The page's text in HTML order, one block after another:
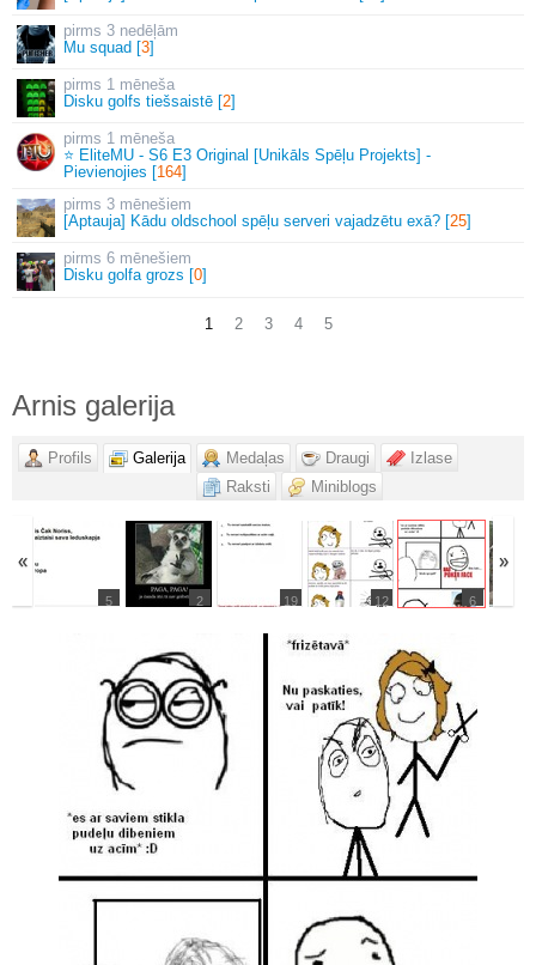
3 nedēļām
Mu squad [3]
1 mēneša
Disku golfs tiešsaistē [2]
1 mēneša
⭐ EliteMU - S6 E3 Original [Unikāls Spēļu Projekts] -
Pievienojies [164]
3 mēnešiem
[Aptauja] Kādu oldschool spēļu serveri vajadzētu exā? [25]
6 mēnešiem
Disku golfa grozs [0]
1 2 3 4 5
Arnis galerija
Profils Galerija Medaļas Draugi
Izlase
Raksti
Miniblogs
«
5 2 19 12 6
»